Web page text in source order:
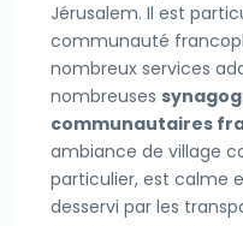
Jérusalem. Il est
communauté
nombreux services
nombreuses
communautaires
ambiance de village
particulier, est calme
desservi par les